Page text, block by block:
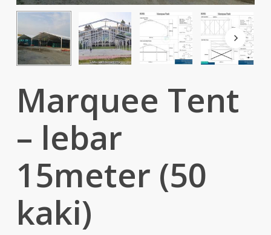
Marquee Tent
– lebar
15meter (50
kaki)